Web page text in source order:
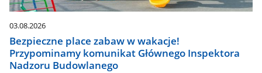
03.08.2026
Bezpieczne place zabaw w wakacje!
Przypominamy komunikat Głównego Inspektora
Nadzoru Budowlanego